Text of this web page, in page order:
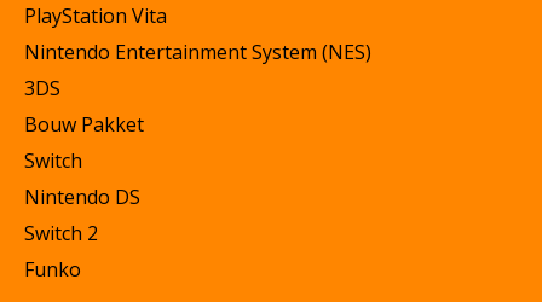
PlayStation Vita
Nintendo Entertainment System (NES)
3DS
Bouw Pakket
Switch
Nintendo DS
Switch 2
Funko